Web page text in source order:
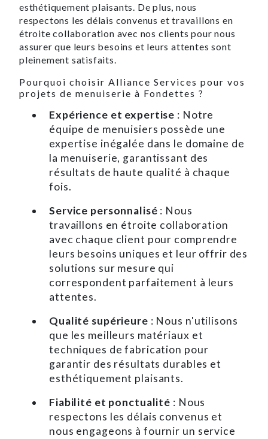
esthétiquement plaisants. De plus, nous
respectons les délais convenus et travaillons en
étroite collaboration avec nos clients pour nous
assurer que leurs besoins et leurs attentes sont
pleinement satisfaits.
Pourquoi choisir Alliance Services pour vos
projets de menuiserie à Fondettes ?
Expérience et expertise : Notre
équipe de menuisiers possède une
expertise inégalée dans le domaine de
la menuiserie, garantissant des
résultats de haute qualité à chaque
fois.
Service personnalisé : Nous
travaillons en étroite collaboration
avec chaque client pour comprendre
leurs besoins uniques et leur offrir des
solutions sur mesure qui
correspondent parfaitement à leurs
attentes.
Qualité supérieure : Nous n'utilisons
que les meilleurs matériaux et
techniques de fabrication pour
garantir des résultats durables et
esthétiquement plaisants.
Fiabilité et ponctualité : Nous
respectons les délais convenus et
nous engageons à fournir un service